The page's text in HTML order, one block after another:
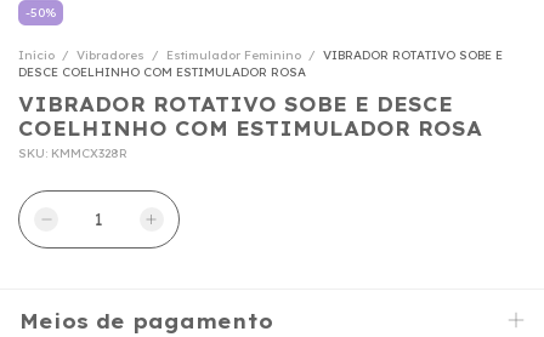
-50%
Início / Vibradores / Estimulador Feminino / VIBRADOR ROTATIVO SOBE E
DESCE COELHINHO COM ESTIMULADOR ROSA
VIBRADOR ROTATIVO SOBE E DESCE
COELHINHO COM ESTIMULADOR ROSA
SKU: KMMCX328R
Meios de pagamento